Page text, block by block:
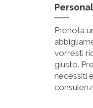
Prenota
vorresti
giusto.
necessiti